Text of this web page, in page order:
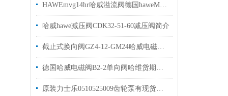
HAWEmvg14hr哈威溢流阀德国haweMVG系列
哈威hawe减压阀CDK32-51-60减压阀简介
截止式换向阀GZ4-12-GM24哈威电磁阀质保一年
德国哈威电磁阀B2-2单向阀哈维货期短欢迎选购
原装力士乐0510525009齿轮泵有现货出售1515800013